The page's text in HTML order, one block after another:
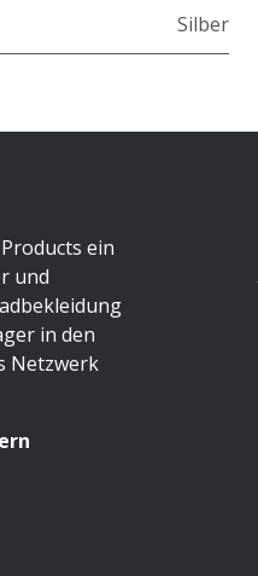
Silber
ein
und
in den
Netzwerk